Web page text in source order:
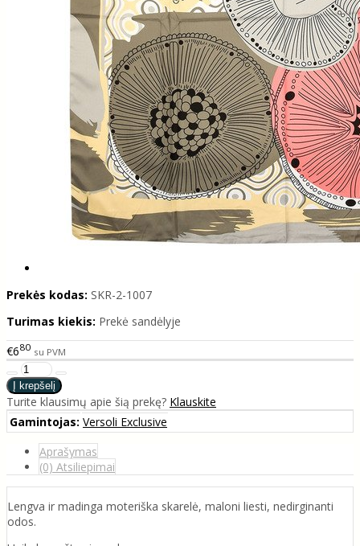
Prekės kodas: SKR-2-1007
Turimas kiekis: Prekė sandėlyje
€680 su PVM
Turite klausimų apie šią prekę? Klauskite
Gamintojas: Versoli Exclusive
Aprašymas
(0) Atsiliepimai
Lengva ir madinga moteriška skarelė, maloni liesti, nedirginanti
odos.